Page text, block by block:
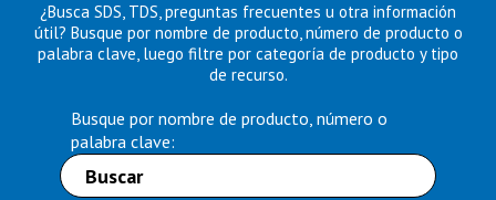
¿Busca SDS, TDS, preguntas frecuentes u otra información
útil? Busque por nombre de producto, número de producto o
palabra clave, luego filtre por categoría de producto y tipo
de recurso.
Busque por nombre de producto, número o
palabra clave: